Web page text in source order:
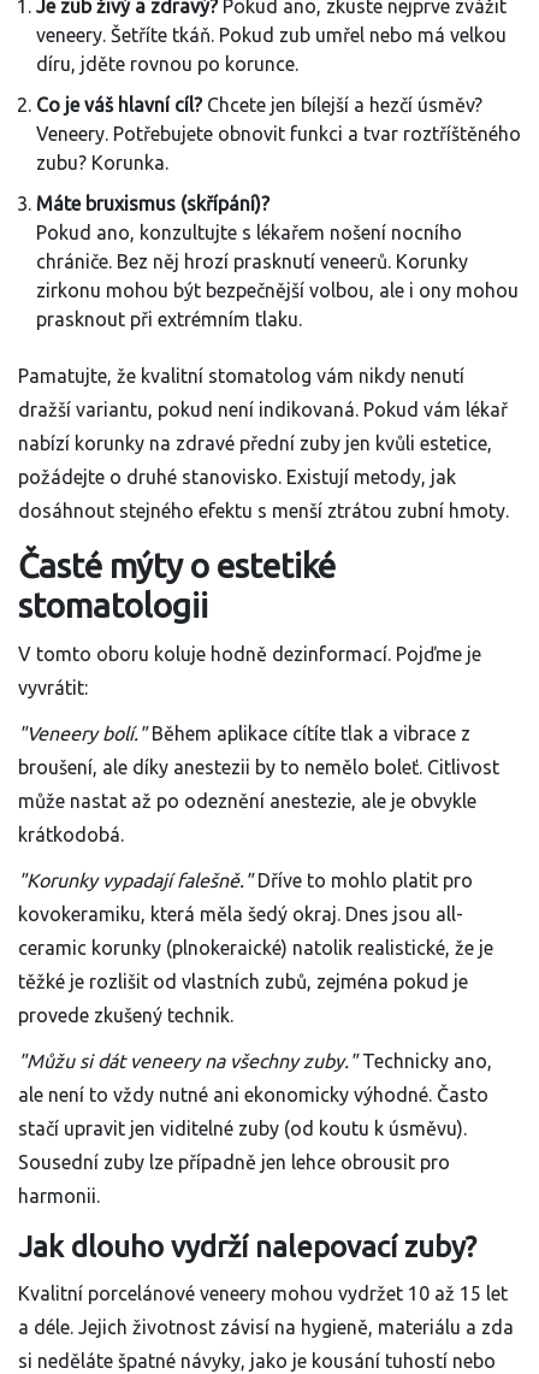
Je zub živý a zdravý?Pokud ano, zkuste nejprve zvážit
veneery. Šetříte tkáň. Pokud zub umřel nebo má velkou
díru, jděte rovnou po korunce.
Co je váš hlavní cíl?Chcete jen bílejší a hezčí úsměv?
Veneery. Potřebujete obnovit funkci a tvar roztříštěného
zubu? Korunka.
Máte bruxismus (skřípání)?
Pokud ano, konzultujte s lékařem nošení nocního
chrániče. Bez něj hrozí prasknutí veneerů. Korunky
zirkonu mohou být bezpečnější volbou, ale i ony mohou
prasknout při extrémním tlaku.
Pamatujte, že kvalitní stomatolog vám nikdy nenutí
dražší variantu, pokud není indikovaná. Pokud vám lékař
nabízí korunky na zdravé přední zuby jen kvůli estetice,
požádejte o druhé stanovisko. Existují metody, jak
dosáhnout stejného efektu s menší ztrátou zubní hmoty.
Časté mýty o estetiké
stomatologii
V tomto oboru koluje hodně dezinformací. Pojďme je
vyvrátit:
"Veneery bolí."Během aplikace cítíte tlak a vibrace z
broušení, ale díky anestezii by to nemělo boleť. Citlivost
může nastat až po odeznění anestezie, ale je obvykle
krátkodobá.
"Korunky vypadají falešně."Dříve to mohlo platit pro
kovokeramiku, která měla šedý okraj. Dnes jsou all-
ceramic korunky (plnokeraické) natolik realistické, že je
těžké je rozlišit od vlastních zubů, zejména pokud je
provede zkušený technik.
"Můžu si dát veneery na všechny zuby."Technicky ano,
ale není to vždy nutné ani ekonomicky výhodné. Často
stačí upravit jen viditelné zuby (od koutu k úsměvu).
Sousední zuby lze případně jen lehce obrousit pro
harmonii.
Jak dlouho vydrží nalepovací zuby?
Kvalitní porcelánové veneery mohou vydržet 10 až 15 let
a déle. Jejich životnost závisí na hygieně, materiálu a zda
si neděláte špatné návyky, jako je kousání tuhostí nebo